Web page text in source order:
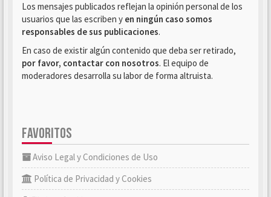
Los mensajes publicados reflejan la opinión personal de los
usuarios que las escriben y en ningún caso somos
responsables de sus publicaciones.
En caso de existir algún contenido que deba ser retirado,
por favor, contactar con nosotros. El equipo de
moderadores desarrolla su labor de forma altruista.
FAVORITOS
Aviso Legal y Condiciones de Uso
Política de Privacidad y Cookies